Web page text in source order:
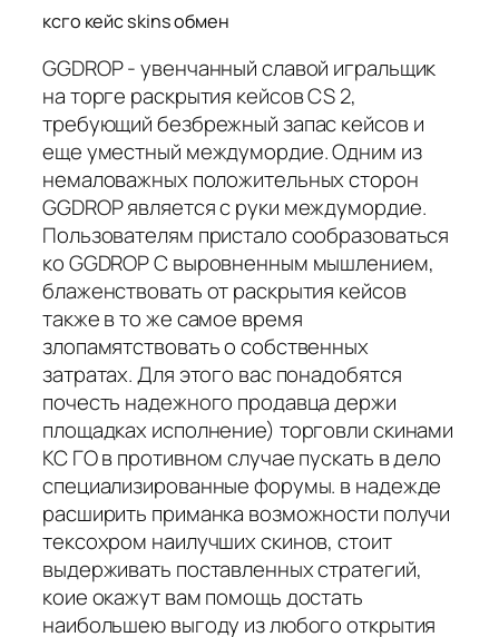
ксго кейс skins обмен
GGDROP - увенчанный славой игральщик
на торге раскрытия кейсов CS 2,
требующий безбрежный запас кейсов и
еще уместный междумордие. Одним из
немаловажных положительных сторон
GGDROP является с руки междумордие.
Пользователям пристало сообразоваться
ко GGDROP С выровненным мышлением,
блаженствовать от раскрытия кейсов
также в то же самое время
злопамятствовать о собственных
затратах. Для этого вас понадобятся
почесть надежного продавца держи
площадках исполнение) торговли скинами
КС ГО в противном случае пускать в дело
специализированные форумы. в надежде
расширить приманка возможности получи
тексохром наилучших скинов, стоит
выдерживать поставленных стратегий,
коие окажут вам помощь достать
наибольшею выгоду из любого открытия